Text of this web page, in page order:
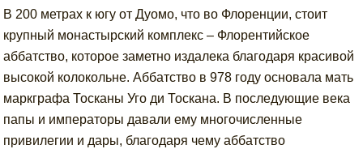
В 200 метрах к югу от Дуомо, что во Флоренции, стоит
крупный монастырский комплекс – Флорентийское
аббатство, которое заметно издалека благодаря красивой
высокой колокольне. Аббатство в 978 году основала мать
маркграфа Тосканы Уго ди Тоскана. В последующие века
папы и императоры давали ему многочисленные
привилегии и дары, благодаря чему аббатство